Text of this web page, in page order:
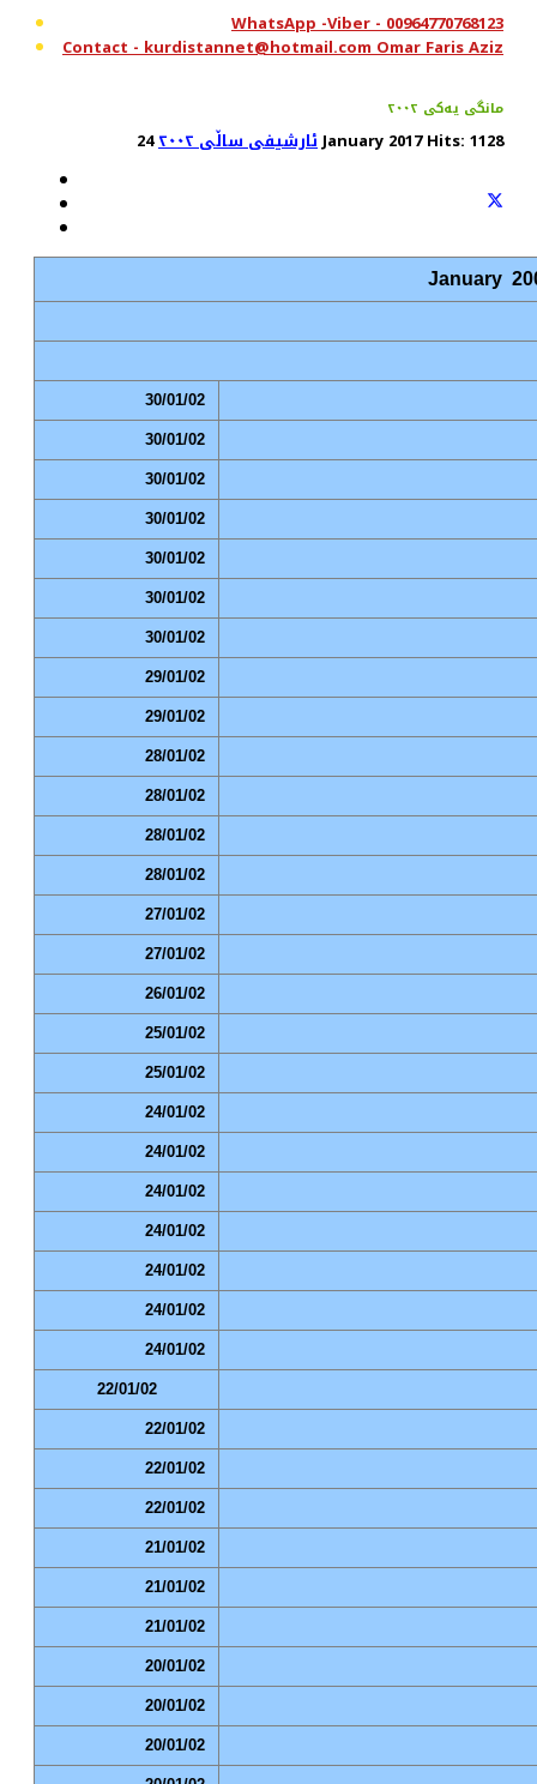
WhatsApp -Viber - 00964770768123
Contact - kurdistannet@hotmail.com Omar Faris Aziz
مانگی یەکی ٢٠٠٢
ئارشیفی ساڵی ٢٠٠٢24 January 2017Hits: 1128
January
30/01/02
30/01/02
30/01/02
30/01/02
30/01/02
30/01/02
30/01/02
29/01/02
29/01/02
28/01/02
28/01/02
28/01/02
28/01/02
27/01/02
27/01/02
26/01/02
25/01/02
25/01/02
24/01/02
24/01/02
24/01/02
24/01/02
24/01/02
24/01/02
24/01/02
22/01/02
22/01/02
22/01/02
22/01/02
21/01/02
21/01/02
21/01/02
20/01/02
20/01/02
20/01/02